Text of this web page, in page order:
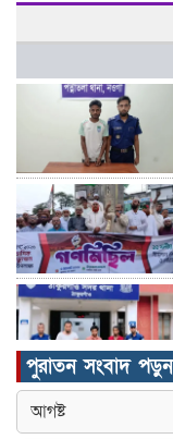
পুরাতন সংবাদ পড়ুন